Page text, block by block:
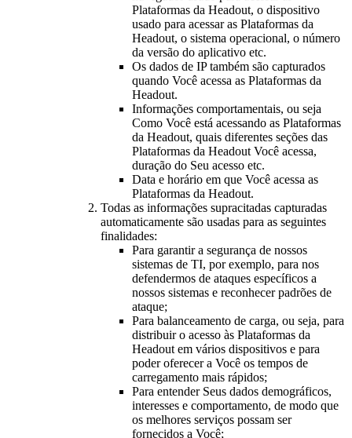
Plataformas da Headout, o dispositivo
usado para acessar as Plataformas da
Headout, o sistema operacional, o número
da versão do aplicativo etc.
Os dados de IP também são capturados
quando Você acessa as Plataformas da
Headout.
Informações comportamentais, ou seja
Como Você está acessando as Plataformas
da Headout, quais diferentes seções das
Plataformas da Headout Você acessa,
duração do Seu acesso etc.
Data e horário em que Você acessa as
Plataformas da Headout.
Todas as informações supracitadas capturadas
automaticamente são usadas para as seguintes
finalidades:
Para garantir a segurança de nossos
sistemas de TI, por exemplo, para nos
defendermos de ataques específicos a
nossos sistemas e reconhecer padrões de
ataque;
Para balanceamento de carga, ou seja, para
distribuir o acesso às Plataformas da
Headout em vários dispositivos e para
poder oferecer a Você os tempos de
carregamento mais rápidos;
Para entender Seus dados demográficos,
interesses e comportamento, de modo que
os melhores serviços possam ser
fornecidos a Você;